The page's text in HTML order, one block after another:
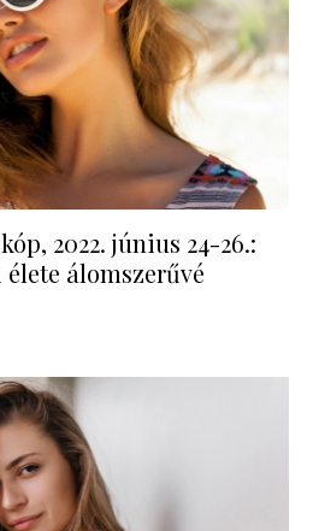
2022. június 24-26.:
álomszerűvé